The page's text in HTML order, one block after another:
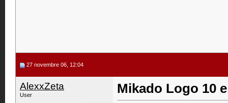
27 novembre 06, 12:04
AlexxZeta
User Mikado Logo 10